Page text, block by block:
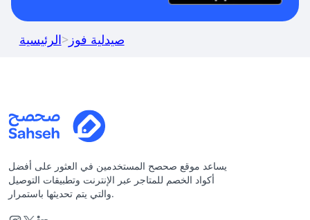
الرئيسية> صيدلية فوز
يساعد موقع صحصح المستخدمين في العثور على أفضل
أكواد الخصم للمتاجر عبر الإنترنت وتطبيقات التوصيل
والتي يتم تحديثها باستمرار.